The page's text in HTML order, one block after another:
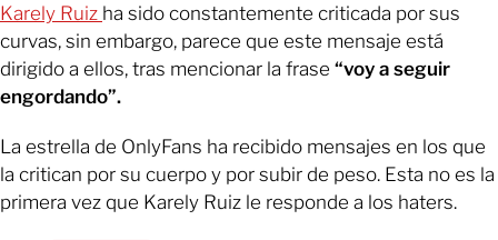
Karely Ruiz ha sido constantemente criticada por sus
curvas, sin embargo, parece que este mensaje está
dirigido a ellos, tras mencionar la frase “voy a seguir
engordando”.
La estrella de OnlyFans ha recibido mensajes en los que
la critican por su cuerpo y por subir de peso. Esta no es la
primera vez que Karely Ruiz le responde a los haters.